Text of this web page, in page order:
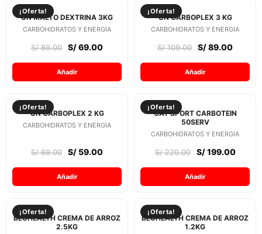
¡Oferta!
UN MALTO DEXTRINA 3KG
CARBOHIDRATOS Y ENERGIA
S/89.00 S/69.00
Añadir
¡Oferta!
UN CARBOPLEX 3 KG
CARBOHIDRATOS Y ENERGIA
S/109.00 S/89.00
Añadir
¡Oferta!
UN CARBOPLEX 2 KG
CARBOHIDRATOS Y ENERGIA
S/69.00 S/59.00
Añadir
¡Oferta!
GAT SPORT CARBOTEIN
50SERV
CARBOHIDRATOS Y ENERGIA
S/220.00 S/199.00
Añadir
¡Oferta!
BLUHEALTH CREMA DE ARROZ
2.5KG
¡Oferta!
BLUHEALTH CREMA DE ARROZ
1.2KG